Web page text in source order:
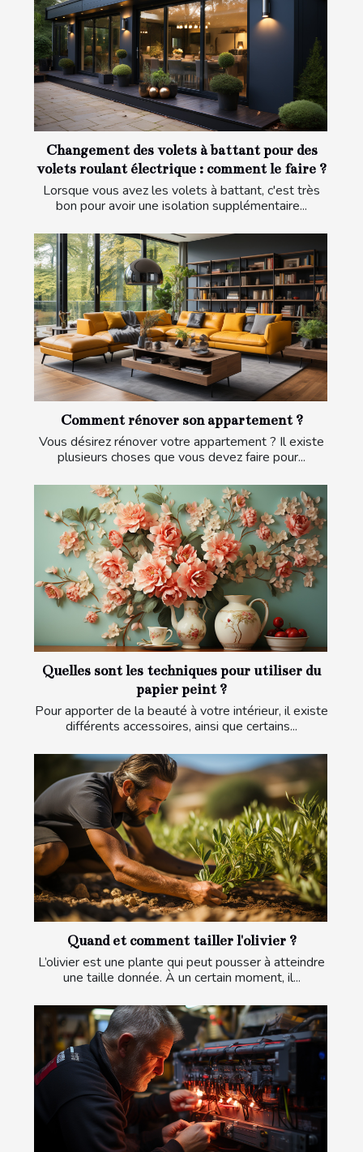
Changement des volets à battant pour des
volets roulant électrique : comment le faire ?
Lorsque vous avez les volets à battant, c'est très
bon pour avoir une isolation supplémentaire...
Comment rénover son appartement ?
Vous désirez rénover votre appartement ? Il existe
plusieurs choses que vous devez faire pour...
Quelles sont les techniques pour utiliser du
papier peint ?
Pour apporter de la beauté à votre intérieur, il existe
différents accessoires, ainsi que certains...
Quand et comment tailler l'olivier ?
L’olivier est une plante qui peut pousser à atteindre
une taille donnée. À un certain moment, il...